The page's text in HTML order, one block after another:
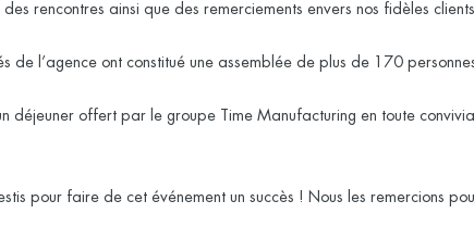
rencontres ainsi que des remerciements envers nos fidèles
de l’agence ont constitué une assemblée de plus de 170
déjeuner offert par le groupe Time Manufacturing en toute
pour faire de cet événement un succès ! Nous les remercions